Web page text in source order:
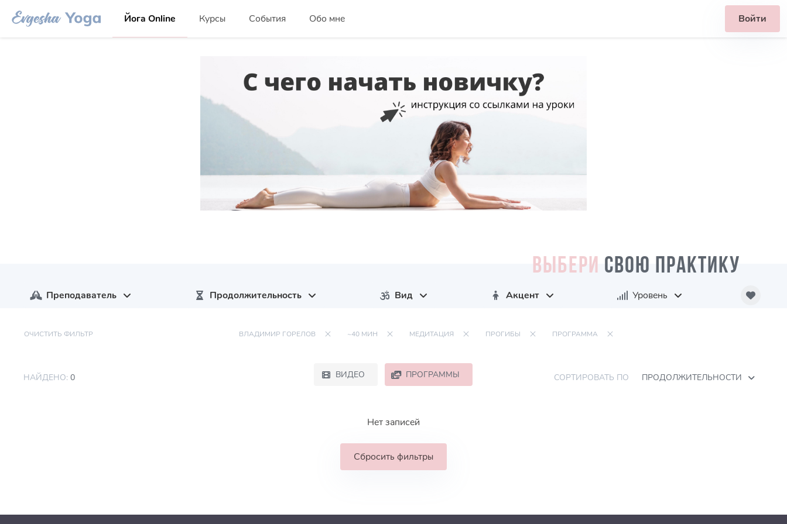
Йога Online Курсы События Обо мне Войти
ВЫБЕРИ СВОЮ ПРАКТИКУ
Преподаватель Продолжительность Вид Акцент Уровень
ОЧИСТИТЬ ФИЛЬТР ВЛАДИМИР ГОРЕЛОВ ~40 МИН МЕДИТАЦИЯ ПРОГИБЫ ПРОГРАММА
НАЙДЕНО: 0 ВИДЕО ПРОГРАММЫ СОРТИРОВАТЬ ПО ПРОДОЛЖИТЕЛЬНОСТИ
Нет записей
Сбросить фильтры